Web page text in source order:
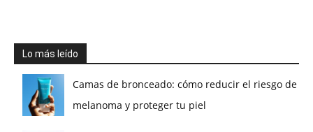
Lo más leído
Camas de bronceado: cómo reducir el riesgo de
melanoma y proteger tu piel